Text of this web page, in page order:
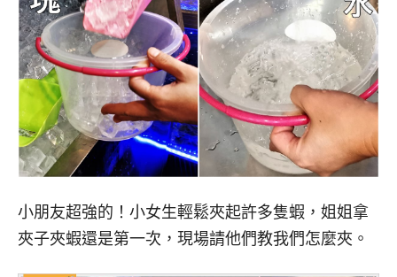
小朋友超強的！小女生輕鬆夾起許多隻蝦，姐姐拿
夾子夾蝦還是第一次，現場請他們教我們怎麼夾。